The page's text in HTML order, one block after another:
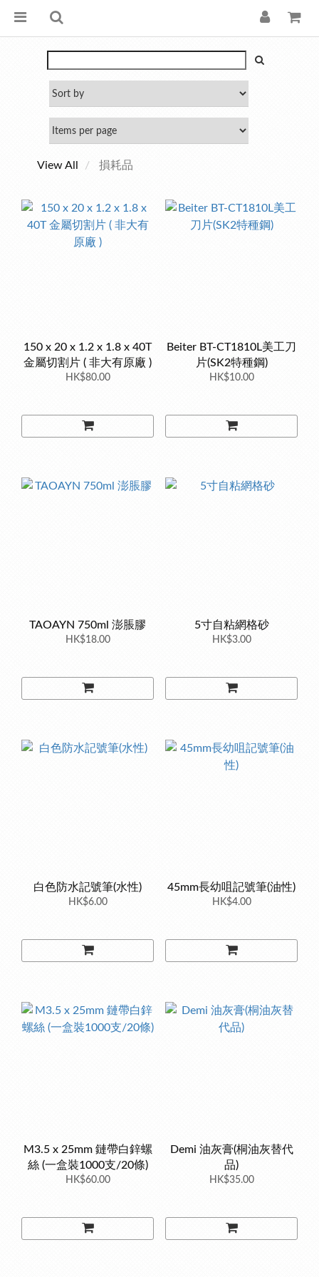
View All 損耗品
150 x 20 x 1.2 x 1.8 x 40T
金屬切割片 ( 非大有原廠 )
HK$80.00
Beiter BT-CT1810L美工刀
片(SK2特種鋼)
HK$10.00
TAOAYN 750ml 澎脹膠
HK$18.00
5寸自粘網格砂
HK$3.00
白色防水記號筆(水性)
HK$6.00
45mm長幼咀記號筆(油性)
HK$4.00
M3.5 x 25mm 鏈帶白鋅螺
絲 (一盒裝1000支/20條)
HK$60.00
Demi 油灰膏(桐油灰替代
品)
HK$35.00